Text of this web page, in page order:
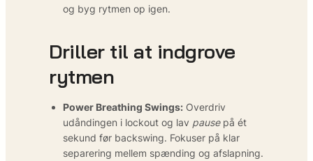
og byg rytmen op igen.
Driller til at indgrove
rytmen
Power Breathing Swings: Overdriv
udåndingen i lockout og lav pausepå ét
sekund før backswing. Fokuser på klar
separering mellem spænding og afslapning.